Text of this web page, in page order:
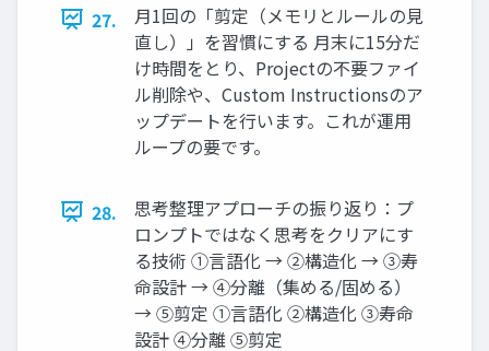
27.
月1回の「剪定（メモリとルールの見
直し）」を習慣にする 月末に15分だ
け時間をとり、Projectの不要ファイ
ル削除や、Custom Instructionsのア
ップデートを行います。これが運用
ループの要です。
28.
思考整理アプローチの振り返り：プ
ロンプトではなく思考をクリアにす
る技術 ①言語化 → ②構造化 → ③寿
命設計 → ④分離（集める/固める）
→ ⑤剪定 ①言語化 ②構造化 ③寿命
設計 ④分離 ⑤剪定